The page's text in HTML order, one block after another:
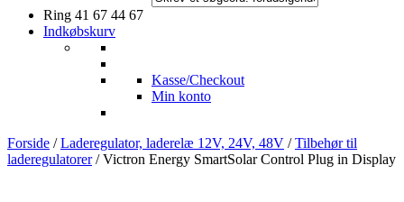
Ring 41 67 44 67
Indkøbskurv
Kasse/Checkout
Min konto
Forside /Laderegulator, laderelæ 12V, 24V, 48V /Tilbehør til
laderegulatorer/ Victron Energy SmartSolar Control Plug in Display